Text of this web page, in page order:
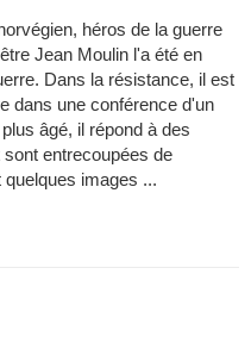
héros de la guerre
Jean Moulin l'a été en
Dans la résistance, il est
dans une conférence d'un
âgé, il répond à des
entrecoupées de
images ...